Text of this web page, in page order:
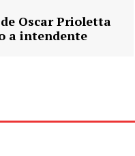
Oscar Prioletta
a intendente